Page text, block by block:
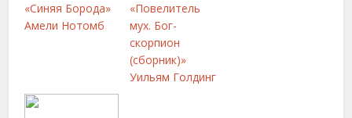
«Синяя Борода»
Амели Нотомб
«Повелитель
мух. Бог-
скорпион
(сборник)»
Уильям Голдинг